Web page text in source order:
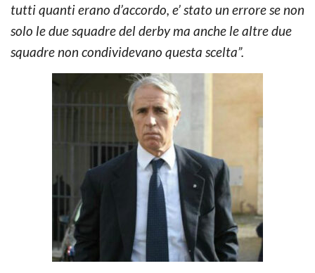
tutti quanti erano d’accordo, e’ stato un errore se non
solo le due squadre del derby ma anche le altre due
squadre non condividevano questa scelta”.